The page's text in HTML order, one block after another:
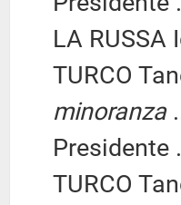
LA RUSSA
TURCO
minoranza
Presidente
TURCO